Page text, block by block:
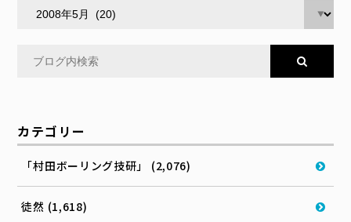
カテゴリー
「村田ボーリング技研」 (2,076)
徒然 (1,618)